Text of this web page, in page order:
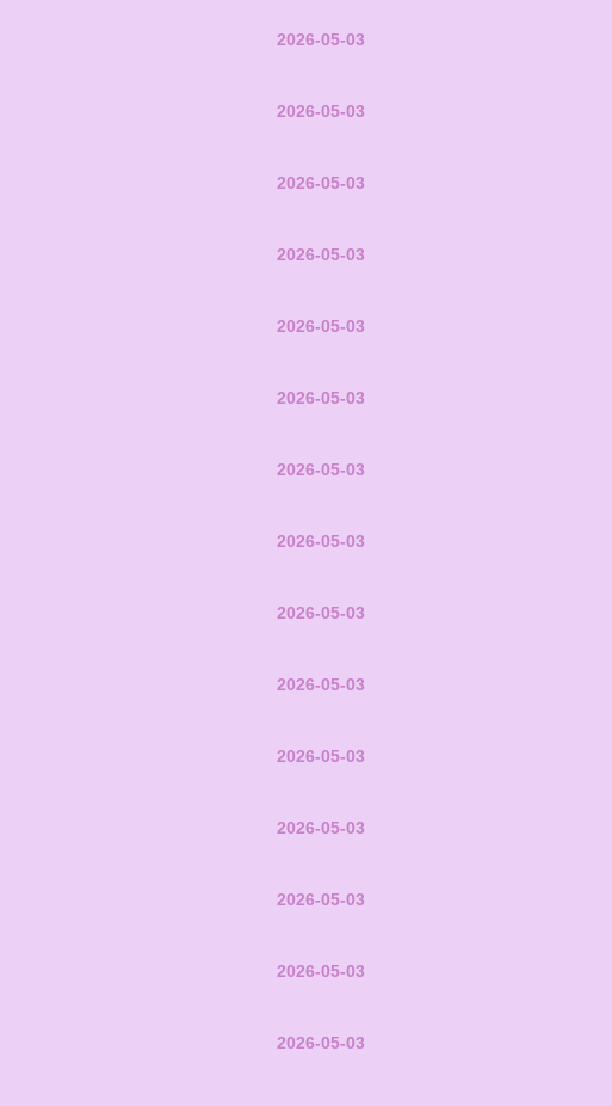
2026-05-03
2026-05-03
2026-05-03
2026-05-03
2026-05-03
2026-05-03
2026-05-03
2026-05-03
2026-05-03
2026-05-03
2026-05-03
2026-05-03
2026-05-03
2026-05-03
2026-05-03